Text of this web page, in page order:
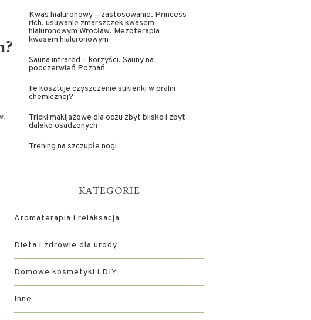
,
Kwas hialuronowy – zastosowanie. Princess
rich, usuwanie zmarszczek kwasem
hialuronowym Wrocław. Mezoterapia
kwasem hialuronowym
Sauna infrared – korzyści. Sauny na
podczerwień Poznań
Ile kosztuje czyszczenie sukienki w pralni
chemicznej?
Tricki makijażowe dla oczu zbyt blisko i zbyt
daleko osadzonych
Trening na szczupłe nogi
KATEGORIE
Aromaterapia i relaksacja
Dieta i zdrowie dla urody
Domowe kosmetyki i DIY
Inne